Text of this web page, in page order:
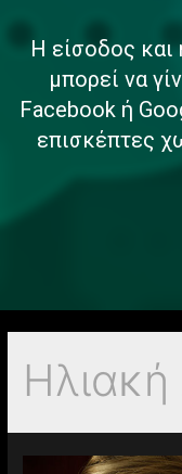
Η είσοδος και
μπορεί να
Facebook ή
επισκέπτες
Ηλιακή